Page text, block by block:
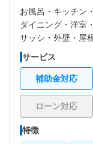
お風呂・ キッチン・
ダイニング・ 洋室・
サッシ・ 外壁・ 屋
サービス
補助金対応
ローン対応
特徴